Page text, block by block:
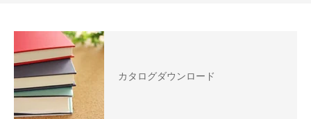
カタログダウンロード